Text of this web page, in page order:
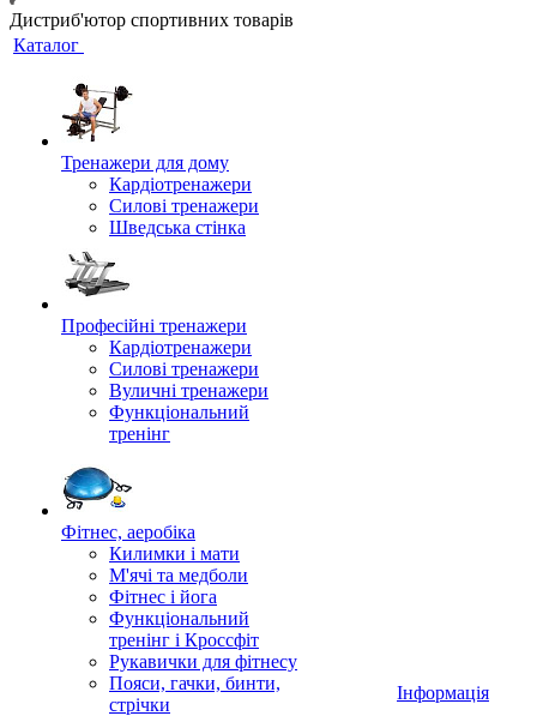
Дистриб'ютор спортивних товарів
Каталог
Тренажери для дому
Кардіотренажери
Силові тренажери
Шведська стінка
Професійні тренажери
Кардіотренажери
Силові тренажери
Вуличні тренажери
Функціональний
тренінг
Фітнес, аеробіка
Килимки і мати
М'ячі та медболи
Фітнес і йога
Функціональний
тренінг і Кроссфіт
Рукавички для фітнесу
Пояси, гачки, бинти,
стрічки
Інформація